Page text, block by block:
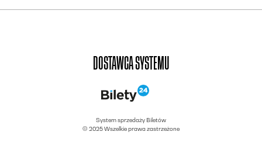
DOSTAWCA SYSTEMU
System sprzedaży Biletów
© 2025 Wszelkie prawa zastrzeżone